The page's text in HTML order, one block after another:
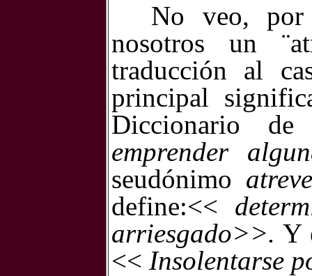
No veo, por
nosotros un
traducción al
principal
Diccionario
emprender
seudónimo
define:<<
arriesgado>>.Y
<< Insolentarse